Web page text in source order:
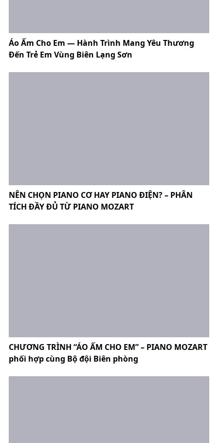
Áo Ấm Cho Em — Hành Trình Mang Yêu Thương
Đến Trẻ Em Vùng Biên Lạng Sơn
NÊN CHỌN PIANO CƠ HAY PIANO ĐIỆN? – PHÂN
TÍCH ĐẦY ĐỦ TỪ PIANO MOZART
CHƯƠNG TRÌNH “ÁO ẤM CHO EM” – PIANO MOZART
phối hợp cùng Bộ đội Biên phòng